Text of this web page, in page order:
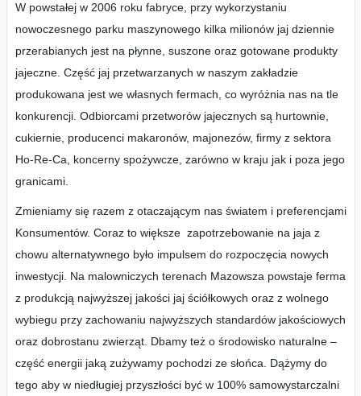
W powstałej w 2006 roku fabryce, przy wykorzystaniu
nowoczesnego parku maszynowego kilka milionów jaj dziennie
przerabianych jest na płynne, suszone oraz gotowane produkty
jajeczne. Część jaj przetwarzanych w naszym zakładzie
produkowana jest we własnych fermach, co wyróżnia nas na tle
konkurencji. Odbiorcami przetworów jajecznych są hurtownie,
cukiernie, producenci makaronów, majonezów, firmy z sektora
Ho-Re-Ca, koncerny spożywcze, zarówno w kraju jak i poza jego
granicami.
Zmieniamy się razem z otaczającym nas światem i preferencjami
Konsumentów. Coraz to większe zapotrzebowanie na jaja z
chowu alternatywnego było impulsem do rozpoczęcia nowych
inwestycji. Na malowniczych terenach Mazowsza powstaje ferma
z produkcją najwyższej jakości jaj ściółkowych oraz z wolnego
wybiegu przy zachowaniu najwyższych standardów jakościowych
oraz dobrostanu zwierząt. Dbamy też o środowisko naturalne –
część energii jaką zużywamy pochodzi ze słońca. Dążymy do
tego aby w niedługiej przyszłości być w 100% samowystarczalni